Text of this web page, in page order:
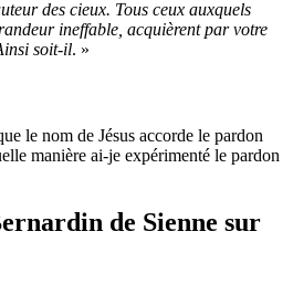
des cieux. Tous ceux auxquels
ineffable, acquièrent par votre
soit-il. »
le nom de Jésus accorde le pardon
manière ai-je expérimenté le pardon
de Sienne sur